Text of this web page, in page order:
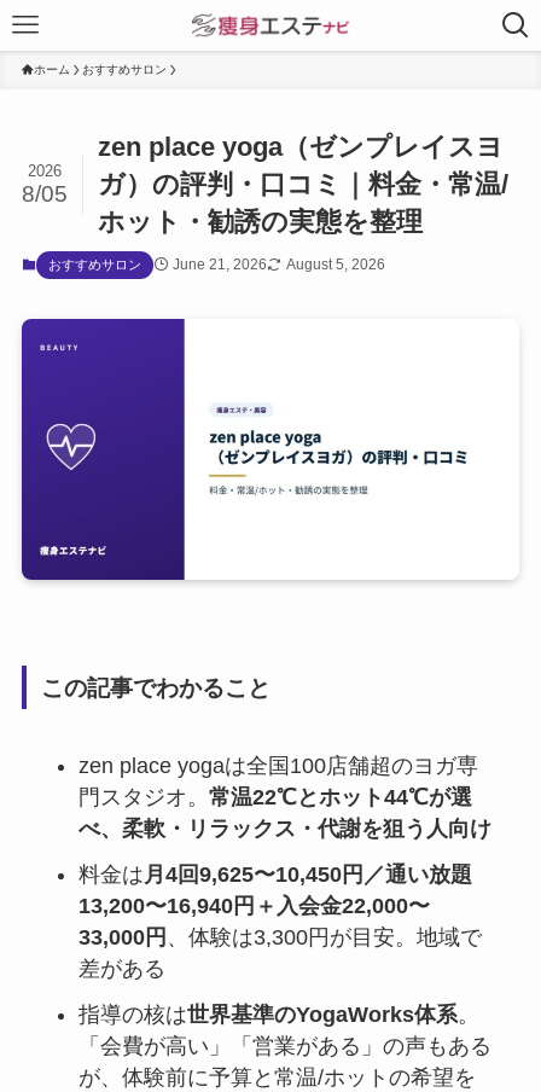
ホーム おすすめサロン
zen place yoga（ゼンプレイスヨ
ガ）の評判・口コミ｜料金・常温/
ホット・勧誘の実態を整理
2026
8/05
おすすめサロン June 21, 2026 August 5, 2026
この記事でわかること
zen place yogaは全国100店舗超のヨガ専
門スタジオ。 常温22℃とホット44℃が選
べ、柔軟・リラックス・代謝を狙う人向け
料金は月4回9,625〜10,450円／通い放題
13,200〜16,940円＋入会金22,000〜
33,000円 、体験は3,300円が目安。地域で
差がある
指導の核は世界基準のYogaWorks体系。
「会費が高い」「営業がある」の声もある
が、体験前に予算と常温/ホットの希望を